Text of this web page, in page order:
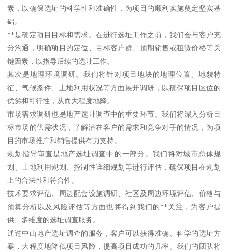
素，以确保选址的科学性和准确性，为项目的顺利实施奠定坚实基
础。
**是确定项目目标和需求。在进行选址工作之前，我们会与客户充
分沟通，明确项目的定位、目标客户群、预期销售或租赁价格等关
键因素，以指导后续的选址工作。
其次是地理环境调研。我们将针对项目地块的地理位置、地貌特
征、气候条件、土地利用状况等方面展开调研，以确保项目区位的
优劣和可行性，从而大程度地降。
市场需求调研也是地产选址调查中的重要环节。我们将深入分析目
标市场的供需状况，了解潜在客户的需求和竞争对手的情况，为项
目的市场推广和销售提供有力支持。
规划指导审查是地产选址调查中的一部分。我们将对城市总体规
划、土地利用规划、控制性详细规划等进行评估，确保项目在规划
上的合法性和符合性。
技术要求评估、周边配套设施调研、社区及周边环境评估、价格与
预算分析以及风险评估等方面也将得到我们的**关注，为客户提
供、多维度的选址调查服务。
通过中山地产选址调查的服务，客户可以获得准确、科学的选址方
案，大程度地降低项目风险，提高项目成功的几率。我们的团队将